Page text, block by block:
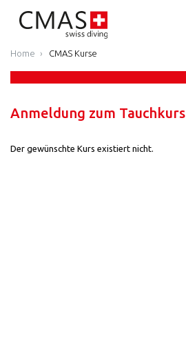
Home CMAS Kurse
Anmeldung zum Tauchkurs
Der gewünschte Kurs existiert nicht.